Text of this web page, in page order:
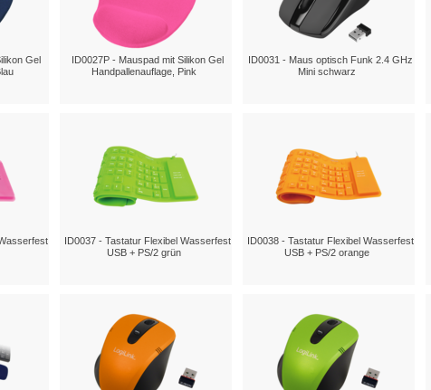
Gel
ID0027P - Mauspad mit Silikon Gel
Handpallenauflage, Pink
ID0031 - Maus optisch Funk 2.4 GHz
Mini schwarz
ID0037 - Tastatur Flexibel Wasserfest
USB + PS/2 grün
ID0038 - Tastatur Flexibel Wasserfest
USB + PS/2 orange